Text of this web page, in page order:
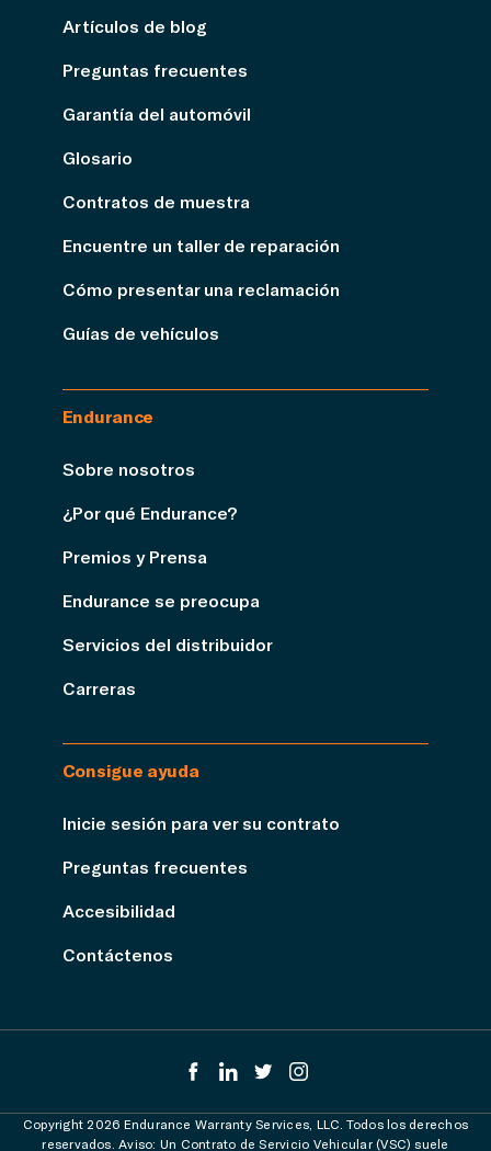
Artículos de blog
Preguntas frecuentes
Garantía del automóvil
Glosario
Contratos de muestra
Encuentre un taller de reparación
Cómo presentar una reclamación
Guías de vehículos
Endurance
Sobre nosotros
¿Por qué Endurance?
Premios y Prensa
Endurance se preocupa
Servicios del distribuidor
Carreras
Consigue ayuda
Inicie sesión para ver su contrato
Preguntas frecuentes
Accesibilidad
Contáctenos
Copyright 2026 Endurance Warranty Services, LLC. Todos los derechos
reservados. Aviso: Un Contrato de Servicio Vehicular (VSC) suele